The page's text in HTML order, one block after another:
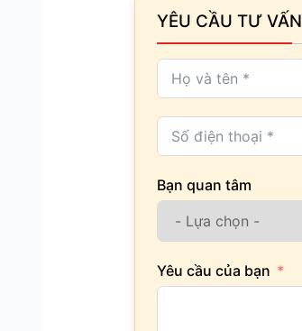
YÊU CẦU TƯ VẤN
Bạn quan tâm
Yêu cầu của bạn